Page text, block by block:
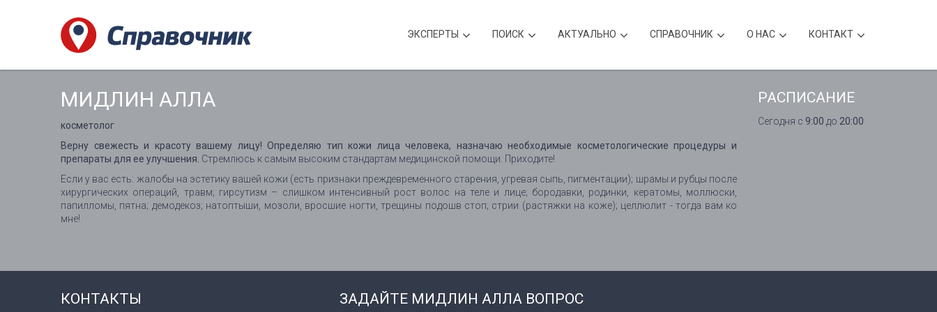
ЭКСПЕРТЫ ПОИСК АКТУАЛЬНО CПРАВОЧНИК О НАС КОНТАКТ
МИДЛИН АЛЛА
косметолог
Верну свежесть и красоту вашему лицу! Определяю тип кожи лица человека, назначаю необходимые косметологические процедуры и
препараты для ее улучшения. Стремлюсь к самым высоким стандартам медицинской помощи. Приходите!
Если у вас есть: жалобы на эстетику вашей кожи (есть признаки преждевременного старения, угревая сыпь, пигментации); шрамы и рубцы после
хирургических операций, травм; гирсутизм – слишком интенсивный рост волос на теле и лице; бородавки, родинки, кератомы, моллюски,
папилломы, пятна; демодекоз; натоптыши, мозоли, вросшие ногти, трещины подошв стоп; стрии (растяжки на коже); целлюлит - тогда вам ко
мне!
РАСПИСАНИЕ
Сегодня с 9:00 до 20:00
КОНТАКТЫ ЗАДАЙТЕ МИДЛИН АЛЛА ВОПРОС